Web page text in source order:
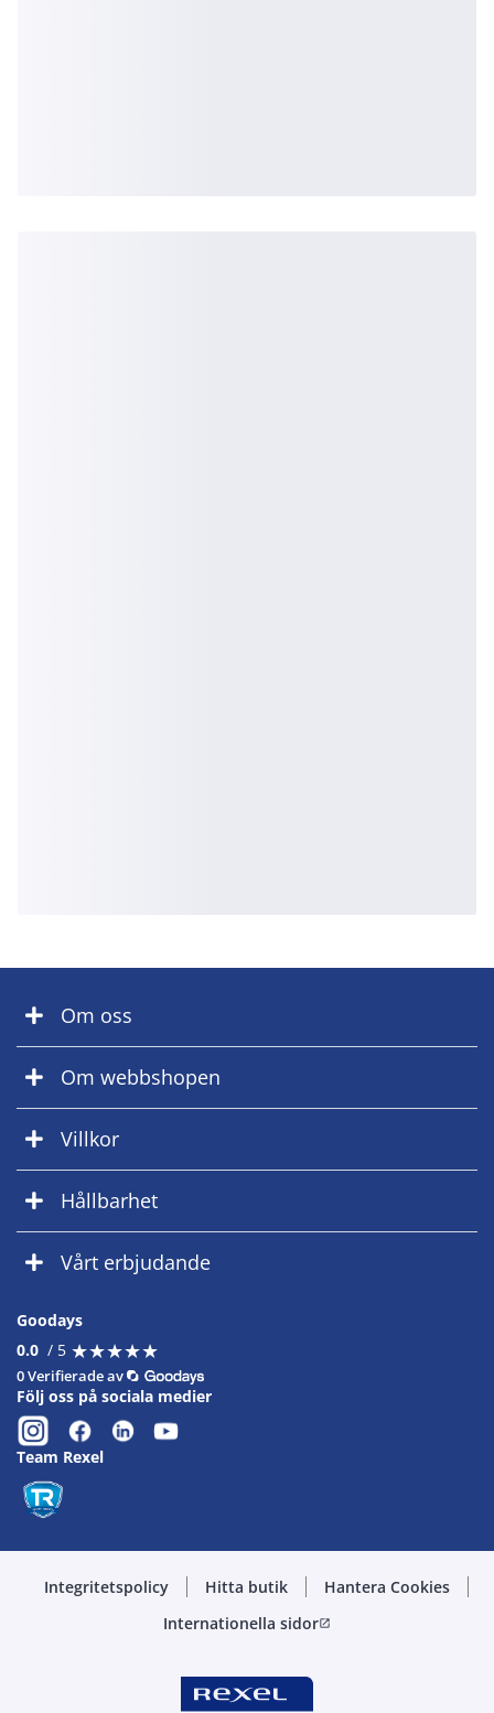
Om oss
Om webbshopen
Villkor
Hållbarhet
Vårt erbjudande
Goodays
0.0 / 5 ★★★★★
★★★★★
0 Verifierade av
Följ oss på sociala medier
Team Rexel
Integritetspolicy Hitta butik
Hantera Cookies
Internationella sidoropen_in_new